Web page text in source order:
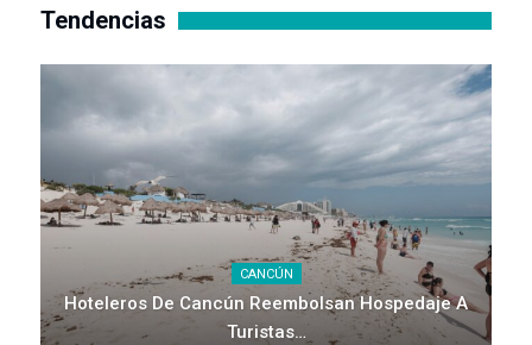
Tendencias
CANCÚN
Hoteleros De Cancún Reembolsan Hospedaje A
Turistas…